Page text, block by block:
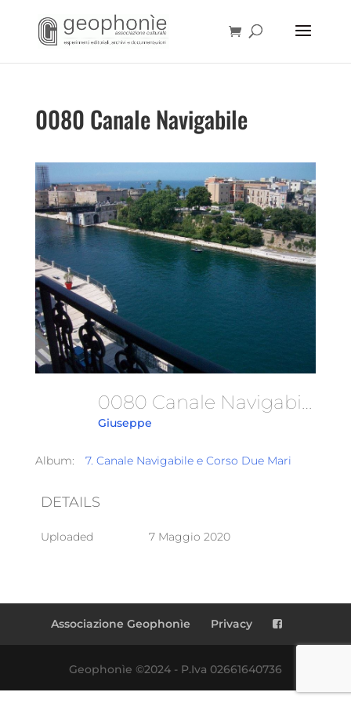
0080 Canale Navigabile
Giuseppe
Album: 7. Canale Navigabile e Corso Due Mari
DETAILS
Uploaded 7 Maggio 2020
Associazione Geophonìe Privacy
Geophonìe ©2024 - P.Iva 02661640736